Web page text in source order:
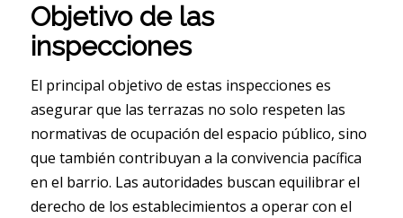
Objetivo de las
inspecciones
El principal objetivo de estas inspecciones es
asegurar que las terrazas no solo respeten las
normativas de ocupación del espacio público, sino
que también contribuyan a la convivencia pacífica
en el barrio. Las autoridades buscan equilibrar el
derecho de los establecimientos a operar con el